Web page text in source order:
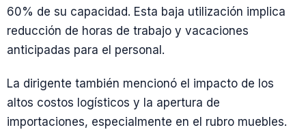
60% de su capacidad. Esta baja utilización implica
reducción de horas de trabajo y vacaciones
anticipadas para el personal.
La dirigente también mencionó el impacto de los
altos costos logísticos y la apertura de
importaciones, especialmente en el rubro muebles.